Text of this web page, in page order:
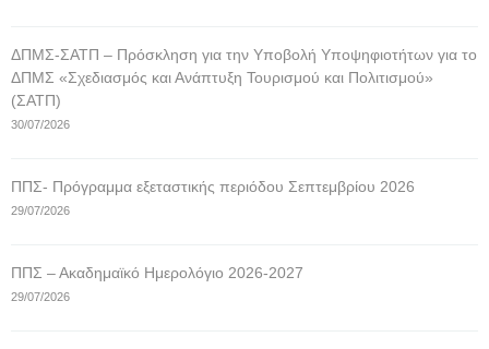
ΔΠΜΣ-ΣΑΤΠ – Πρόσκληση για την Υποβολή Υποψηφιοτήτων για το
ΔΠΜΣ «Σχεδιασμός και Ανάπτυξη Τουρισμού και Πολιτισμού»
(ΣΑΤΠ)
30/07/2026
ΠΠΣ- Πρόγραμμα εξεταστικής περιόδου Σεπτεμβρίου 2026
29/07/2026
ΠΠΣ – Ακαδημαϊκό Ημερολόγιο 2026-2027
29/07/2026